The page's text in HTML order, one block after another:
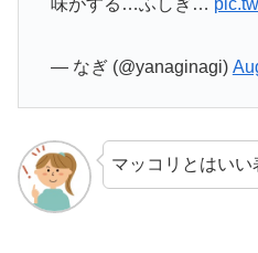
— なぎ (@yanaginagi)
マッコリとはいい